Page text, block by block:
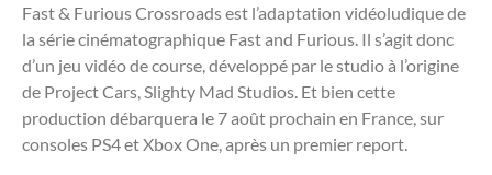
Fast & Furious Crossroads est l’adaptation vidéoludique de
la série cinématographique Fast and Furious. Il s’agit donc
d’un jeu vidéo de course, développé par le studio à l’origine
de Project Cars, Slighty Mad Studios. Et bien cette
production débarquera le 7 août prochain en France, sur
consoles PS4 et Xbox One, après un premier report.